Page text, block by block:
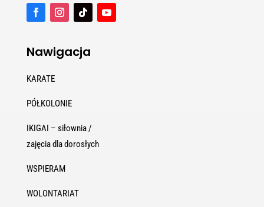
Nawigacja
KARATE
PÓŁKOLONIE
IKIGAI – siłownia /
zajęcia dla dorosłych
WSPIERAM
WOLONTARIAT